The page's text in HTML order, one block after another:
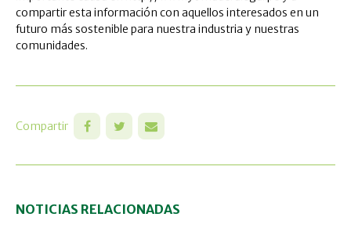
compartir esta información con aquellos interesados en un
futuro más sostenible para nuestra industria y nuestras
comunidades.
Compartir
NOTICIAS RELACIONADAS